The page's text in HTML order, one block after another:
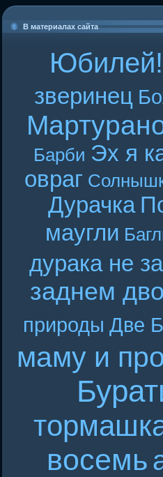
В материалах сайта
Юбилей!
зверинец
Барби Эх я
овраг
Дурачка
маугли
дурака не
заднем
природы Две
маму и
восемь